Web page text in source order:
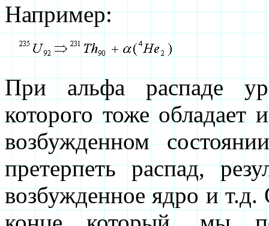
Например:
При альфа распаде
которого тоже обладает
возбужденном
претерпеть распад,
возбужденное ядро и т.д.